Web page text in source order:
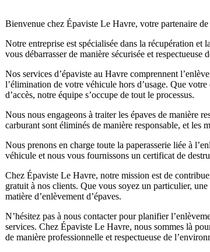
Bienvenue chez Épaviste Le Havre, votre partenaire
Notre entreprise est spécialisée dans la récupération et
vous débarrasser de manière sécurisée et respectueuse
Nos services d’épaviste au Havre comprennent
l’élimination de votre véhicule hors d’usage. Que
d’accès, notre équipe s’occupe de tout le processus.
Nous nous engageons à traiter les épaves de manière
carburant sont éliminés de manière responsable, et les
Nous prenons en charge toute la paperasserie liée à
véhicule et nous vous fournissons un certificat de
Chez Épaviste Le Havre, notre mission est de
gratuit à nos clients. Que vous soyez un particulier,
matière d’enlèvement d’épaves.
N’hésitez pas à nous contacter pour planifier
services. Chez Épaviste Le Havre, nous sommes là
de manière professionnelle et respectueuse de